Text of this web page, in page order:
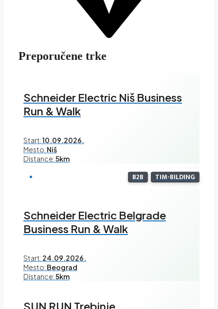
Preporučene trke
Schneider Electric Niš Business
Run & Walk
Start:10.09.2026.
Mesto: Niš
Distance:5km
B2B TIM-BILDING
Schneider Electric Belgrade
Business Run & Walk
Start: 24.09.2026.
Mesto: Beograd
Distance:5km
SUN RUN Trebinje